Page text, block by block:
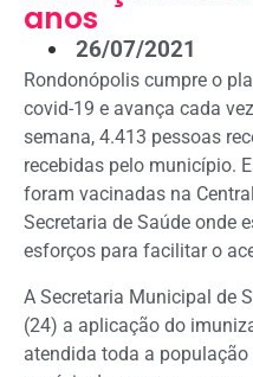
anos
26/07/2021
Rondonópolis cumpre o
covid-19 e avança cada
semana, 4.413 pessoas
recebidas pelo município.
foram vacinadas na
Secretaria de Saúde onde
esforços para facilitar o
A Secretaria Municipal de
(24) a aplicação do
atendida toda a